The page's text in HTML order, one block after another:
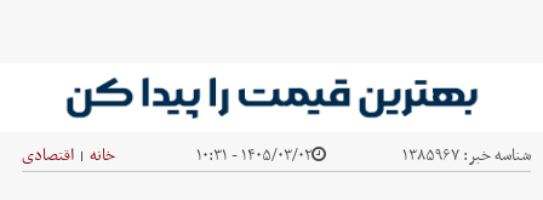
شناسه خبر:۱۳۸۵۹۶۷ ۱۴۰۵/۰۳/۰۲ - ۱۰:۳۱ خانه | اقتصادی